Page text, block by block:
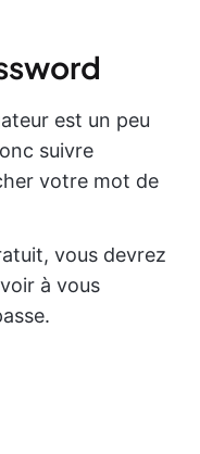
est un peu
suivre
votre mot de
vous devrez
à vous